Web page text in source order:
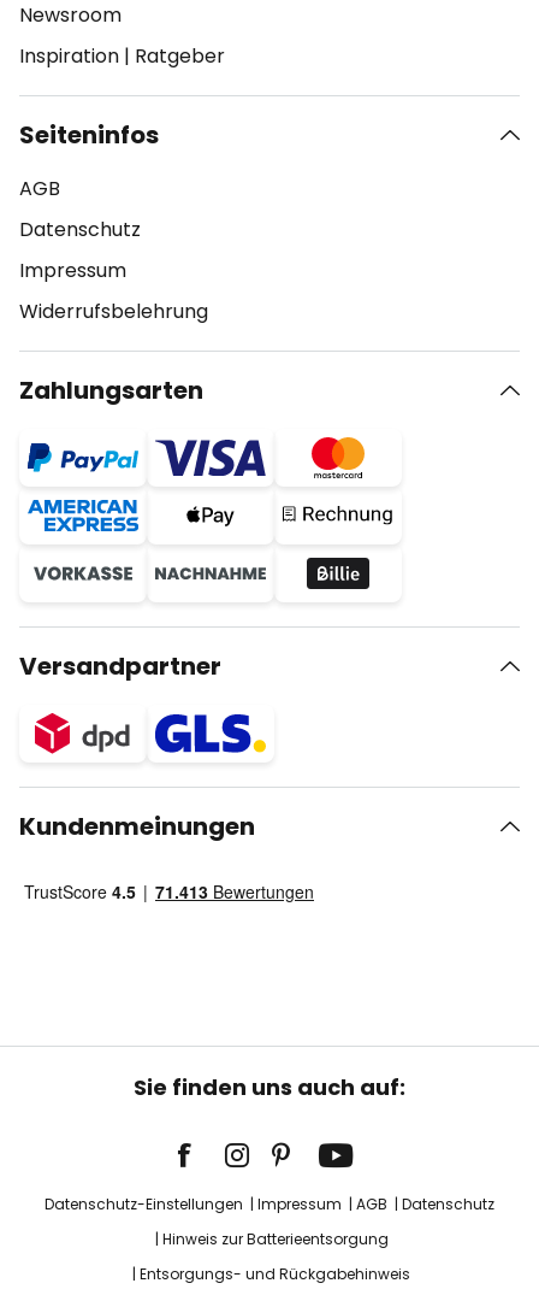
Newsroom
Inspiration | Ratgeber
Seiteninfos
AGB
Datenschutz
Impressum
Widerrufsbelehrung
Zahlungsarten
Versandpartner
Kundenmeinungen
Sie finden uns auch auf:
Datenschutz-Einstellungen Impressum AGB
Datenschutz
Hinweis zur Batterieentsorgung
Entsorgungs- und Rückgabehinweis